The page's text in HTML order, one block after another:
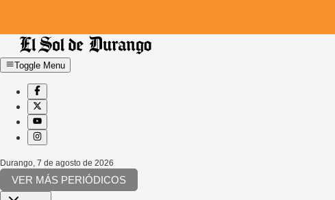
Toggle Menu
Durango 7 de agosto de 2026
VER MÁS PERIÓDICOS